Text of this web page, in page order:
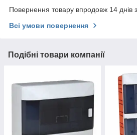
Повернення товару впродовж 14 днів
Всі умови повернення
Подібні товари компанії